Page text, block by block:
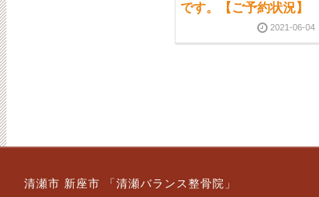
です。【ご予約状況】
2021-06-04
業です。
清瀬市 新座市 「清瀬バランス整骨院」